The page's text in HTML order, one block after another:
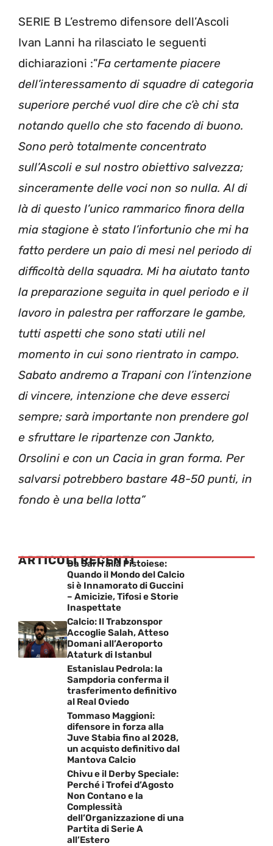
SERIE B L’estremo difensore dell’Ascoli
Ivan Lanni ha rilasciato le seguenti
dichiarazioni :”Fa certamente piacere
dell’interessamento di squadre di categoria
superiore perché vuol dire che c’è chi sta
notando quello che sto facendo di buono.
Sono però totalmente concentrato
sull’Ascoli e sul nostro obiettivo salvezza;
sinceramente delle voci non so nulla. Al di
là di questo l’unico rammarico finora della
mia stagione è stato l’infortunio che mi ha
fatto perdere un paio di mesi nel periodo di
difficoltà della squadra. Mi ha aiutato tanto
la preparazione seguita in quel periodo e il
lavoro in palestra per rafforzare le gambe,
tutti aspetti che sono stati utili nel
momento in cui sono rientrato in campo.
Sabato andremo a Trapani con l’intenzione
di vincere, intenzione che deve esserci
sempre; sarà importante non prendere gol
e sfruttare le ripartenze con Jankto,
Orsolini e con un Cacia in gran forma. Per
salvarsi potrebbero bastare 48-50 punti, in
fondo è una bella lotta”
ARTICOLI RECENTI
Da Sarri alla Pistoiese:
Quando il Mondo del Calcio
si è Innamorato di Guccini
– Amicizie, Tifosi e Storie
Inaspettate
Calcio: Il Trabzonspor
Accoglie Salah, Atteso
Domani all’Aeroporto
Ataturk di Istanbul
Estanislau Pedrola: la
Sampdoria conferma il
trasferimento definitivo
al Real Oviedo
Tommaso Maggioni:
difensore in forza alla
Juve Stabia fino al 2028,
un acquisto definitivo dal
Mantova Calcio
Chivu e il Derby Speciale:
Perché i Trofei d’Agosto
Non Contano e la
Complessità
dell’Organizzazione di una
Partita di Serie A
all’Estero